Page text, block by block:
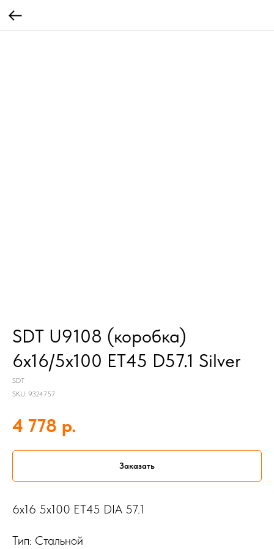
SDT U9108 (коробка)
6x16/5x100 ET45 D57.1 Silver
SDT
SKU: 9324757
4 778 р.
Заказать
6x16 5x100 ET45 DIA 57.1
Тип: Стальной